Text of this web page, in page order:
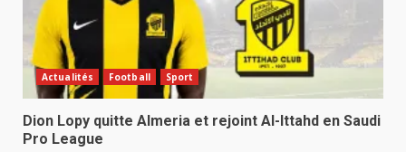
Actualités Football Sport
Dion Lopy quitte Almeria et rejoint Al-Ittahd en Saudi
Pro League